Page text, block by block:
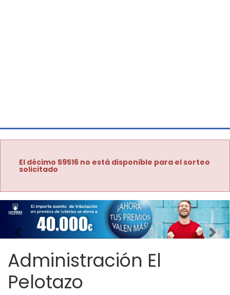
El décimo 59516 no está disponible para el sorteo
solicitado
Imagen anterior
Administración El
Pelotazo